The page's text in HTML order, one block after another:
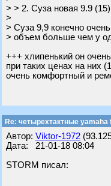
> > 2. Суза новая 9.9
>
> Суза 9,9 конечно
> объем больше чем у
+++ хлипенький он
при таких ценах на них
очень комфортный и
Re: четырехтактные
Автор: Viktor-1972
Дата: 21-01-18 08:04
STORM писал: